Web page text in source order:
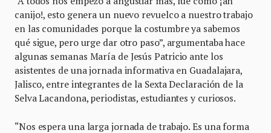
canijo!, esto genera un nuevo revuelco a nuestro trabajo
en las comunidades porque la costumbre ya sabemos
qué sigue, pero urge dar otro paso”, argumentaba hace
algunas semanas María de Jesús Patricio ante los
asistentes de una jornada informativa en Guadalajara,
Jalisco, entre integrantes de la Sexta Declaración de la
Selva Lacandona, periodistas, estudiantes y curiosos.
“Nos espera una larga jornada de trabajo. Es una forma